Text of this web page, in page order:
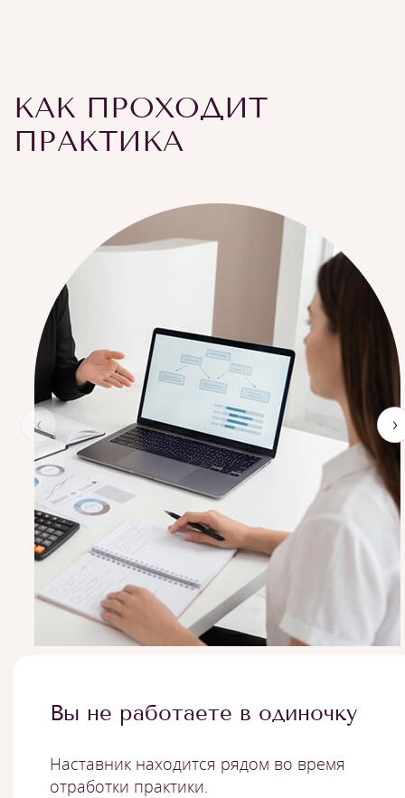
КАК ПРОХОДИТ
ПРАКТИКА
‹ ›
Вы не работаете в одиночку
Наставник находится рядом во время
отработки практики.